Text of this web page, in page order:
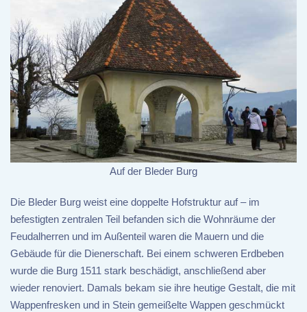
Auf der Bleder Burg
Die Bleder Burg weist eine doppelte Hofstruktur auf – im
befestigten zentralen Teil befanden sich die Wohnräume der
Feudalherren und im Außenteil waren die Mauern und die
Gebäude für die Dienerschaft. Bei einem schweren Erdbeben
wurde die Burg 1511 stark beschädigt, anschließend aber
wieder renoviert. Damals bekam sie ihre heutige Gestalt, die mit
Wappenfresken und in Stein gemeißelte Wappen geschmückt